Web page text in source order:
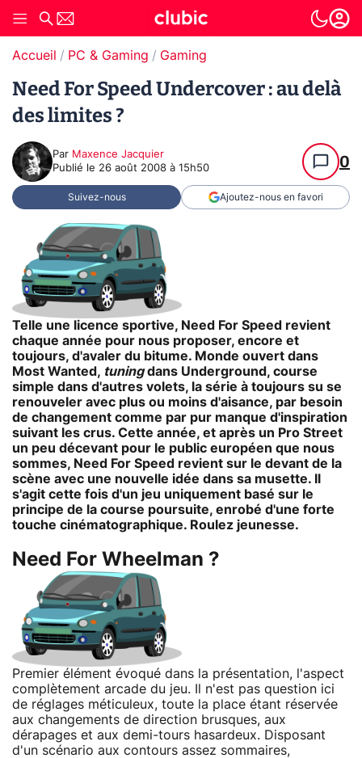
Accueil PC & Gaming Gaming
Need For Speed Undercover : au delà
des limites ?
Par Maxence Jacquier
Publié le 26 août 2008 à 15h50 0
Suivez-nous Ajoutez-nous en favori
Telle une licence sportive, Need For Speed revient
chaque année pour nous proposer, encore et
toujours, d'avaler du bitume. Monde ouvert dans
Most Wanted, tuningdans Underground, course
simple dans d'autres volets, la série à toujours su se
renouveler avec plus ou moins d'aisance, par besoin
de changement comme par pur manque d'inspiration
suivant les crus. Cette année, et après un Pro Street
un peu décevant pour le public européen que nous
sommes, Need For Speed revient sur le devant de la
scène avec une nouvelle idée dans sa musette. Il
s'agit cette fois d'un jeu uniquement basé sur le
principe de la course poursuite, enrobé d'une forte
touche cinématographique. Roulez jeunesse.
Need For Wheelman ?
Premier élément évoqué dans la présentation, l'aspect
complètement arcade du jeu. Il n'est pas question ici
de réglages méticuleux, toute la place étant réservée
aux changements de direction brusques, aux
dérapages et aux demi-tours hasardeux. Disposant
d'un scénario aux contours assez sommaires,